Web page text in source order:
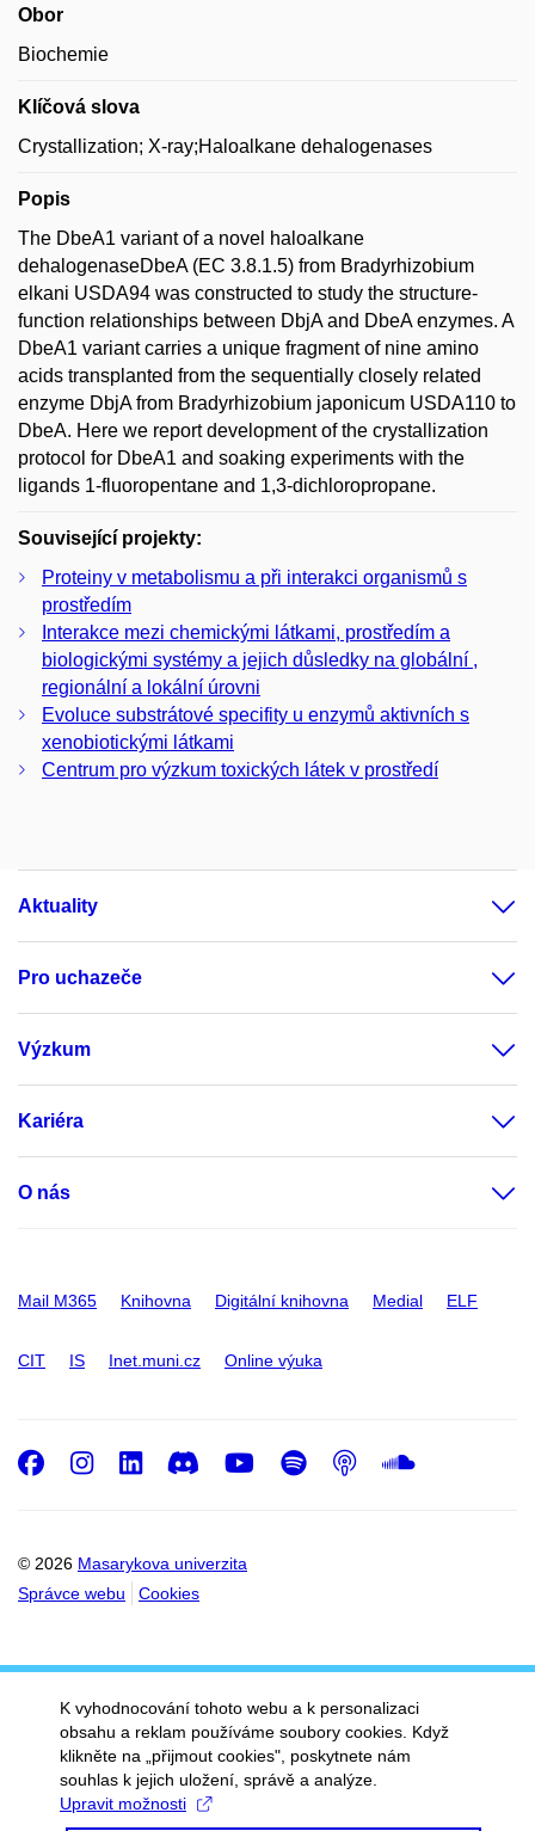
Obor
Biochemie
Klíčová slova
Crystallization; X-ray;Haloalkane dehalogenases
Popis
The DbeA1 variant of a novel haloalkane
dehalogenaseDbeA (EC 3.8.1.5) from Bradyrhizobium
elkani USDA94 was constructed to study the structure-
function relationships between DbjA and DbeA enzymes. A
DbeA1 variant carries a unique fragment of nine amino
acids transplanted from the sequentially closely related
enzyme DbjA from Bradyrhizobium japonicum USDA110 to
DbeA. Here we report development of the crystallization
protocol for DbeA1 and soaking experiments with the
ligands 1-fluoropentane and 1,3-dichloropropane.
Související projekty:
Proteiny v metabolismu a při interakci organismů s
prostředím
Interakce mezi chemickými látkami, prostředím a
biologickými systémy a jejich důsledky na globální ,
regionální a lokální úrovni
Evoluce substrátové specifity u enzymů aktivních s
xenobiotickými látkami
Centrum pro výzkum toxických látek v prostředí
Aktuality
Pro uchazeče
Výzkum
Kariéra
O nás
Mail M365 Knihovna Digitální knihovna Medial ELF
CIT IS Inet.muni.cz Online výuka
© 2026 Masarykova univerzita
Správce webu
Cookies
Facebook
Instagram
LinkedIn
DiscordYoutube
Spotify
Podcast
K vyhodnocování tohoto webu a k personalizaci
obsahu a reklam používáme soubory cookies. Když
klikněte na „přijmout cookies", poskytnete nám
souhlas k jejich uložení, správě a analýze.
Upravit možnosti